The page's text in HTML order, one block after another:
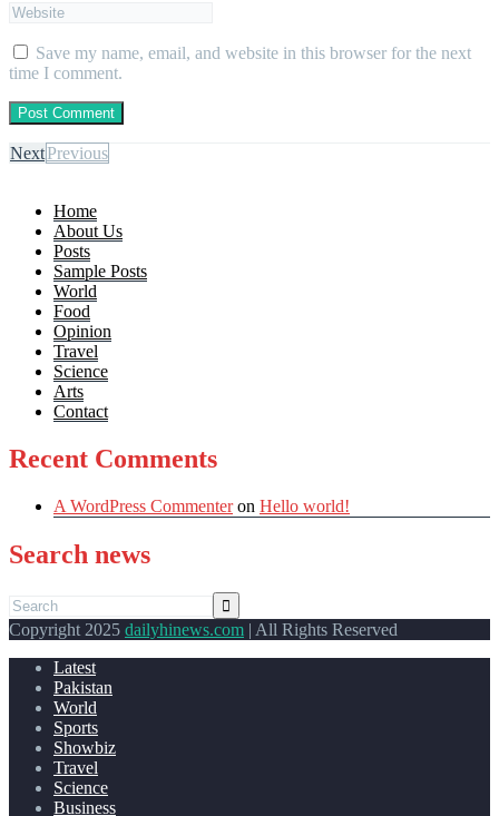
Save my name, email, and website in this browser for the next
time I comment.
NextPrevious
Home
About Us
Posts
Sample Posts
World
Food
Opinion
Travel
Science
Arts
Contact
Recent Comments
A WordPress Commenteron Hello world!
Search news
Copyright 2025 dailyhinews.com | All Rights Reserved
Latest
Pakistan
World
Sports
Showbiz
Travel
Science
Business